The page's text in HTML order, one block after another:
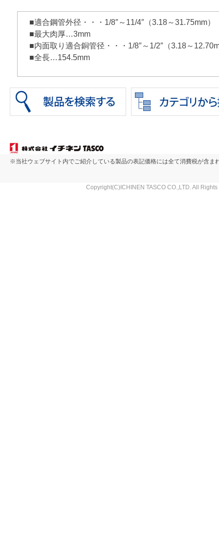
■適合鋼管外径・・・1/8″～11/4″（3.18～31.75mm）
■最大肉厚…3mm
■内面取り適合銅管径・・・1/8″～1/2″（3.18～
■全長…154.5mm
※当社ウェブサイト内でご紹介している製品の表記価格には全て消費税が含ま
Copyright(C)ICHINEN TASCO CO.,LTD. All